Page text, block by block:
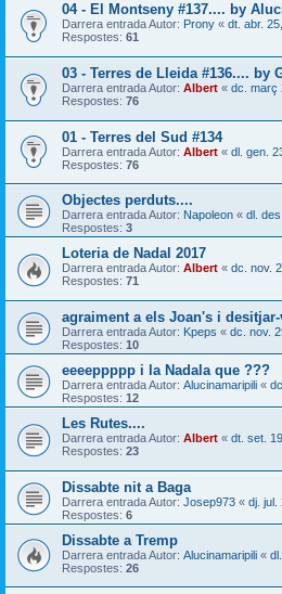
04 - El Montseny #137.... by
Darrera entrada Autor: Prony « dt. abr.
Respostes: 61
03 - Terres de Lleida #136.... by
Darrera entrada Autor: Albert « dc. març
Respostes: 76
01 - Terres del Sud #134
Darrera entrada Autor: Albert « dl. gen.
Respostes: 76
Objectes perduts....
Darrera entrada Autor: Napoleon « dl.
Respostes: 3
Loteria de Nadal 2017
Darrera entrada Autor: Albert « dc. nov.
Respostes: 71
agraiment a els Joan's i
Darrera entrada Autor: Kpeps « dc. nov.
Respostes: 10
eeeeppppp i la Nadala que ???
Darrera entrada Autor: Alucinamaripili «
Respostes: 12
Les Rutes....
Darrera entrada Autor: Albert « dt. set.
Respostes: 23
Dissabte nit a Baga
Darrera entrada Autor: Josep973 « dj. jul.
Respostes: 6
Dissabte a Tremp
Darrera entrada Autor: Alucinamaripili «
Respostes: 26